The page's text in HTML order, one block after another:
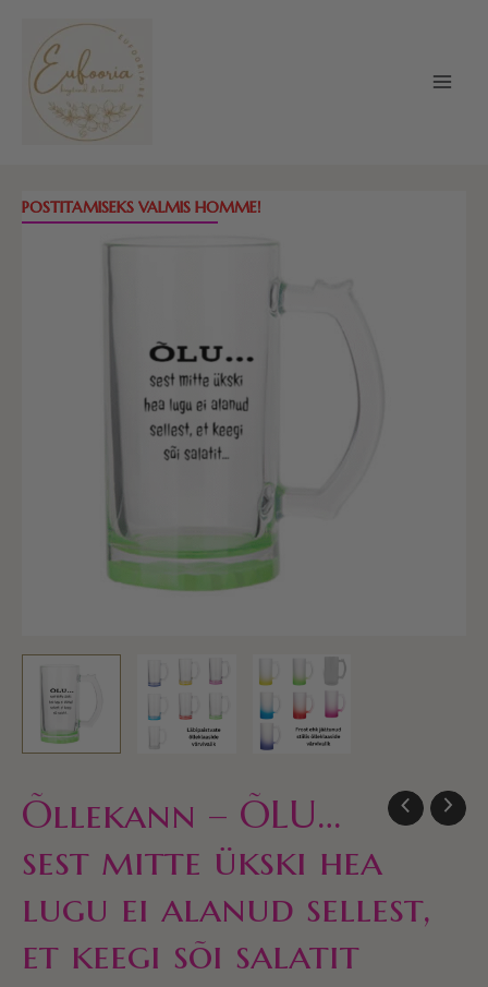
content
POSTITAMISEKS VALMIS HOMME!
Õllekann – ÕLU…
sest mitte ükski hea
lugu ei alanud sellest,
et keegi sõi salatit
Õllekann
kogus